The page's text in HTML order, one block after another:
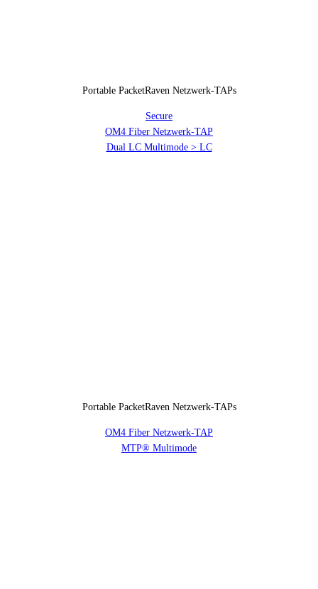
Portable PacketRaven Netzwerk-TAPs
Secure
OM4 Fiber Netzwerk-TAP
Dual LC Multimode > LC
Portable PacketRaven Netzwerk-TAPs
OM4 Fiber Netzwerk-TAP
MTP® Multimode